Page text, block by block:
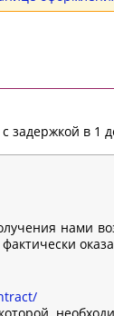
задержкой в 1
нами